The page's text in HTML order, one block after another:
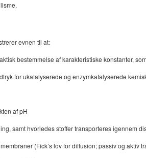
evnen til at:
bestemmelse af karakteristiske konstanter,
for ukatalyserede og enzymkatalyserede
af pH
samt hvorledes stoffer transporteres igennem
(Fick’s lov for diffusion; passiv og aktiv